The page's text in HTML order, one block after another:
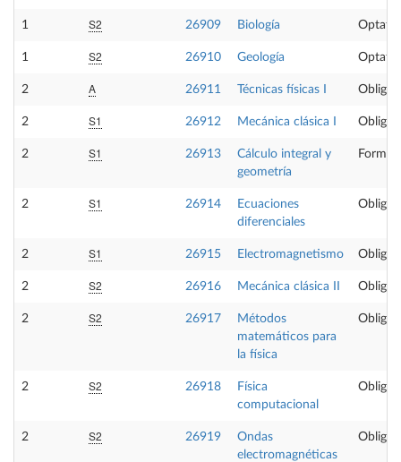
1 S2 26909 Biología
1 S2 26910 Geología
2 A 26911 Técnicas físicas I
2 S1 26912 Mecánica clásica I
2 S1 26913
Cálculo integral y
geometría
2 S1 26914
Ecuaciones
diferenciales
2 S1 26915 Electromagnetismo
2 S2 26916 Mecánica clásica II
2 S2 26917
Métodos
matemáticos para
la física
2 S2 26918
Física
computacional
2 S2 26919
Ondas
electromagnéticas